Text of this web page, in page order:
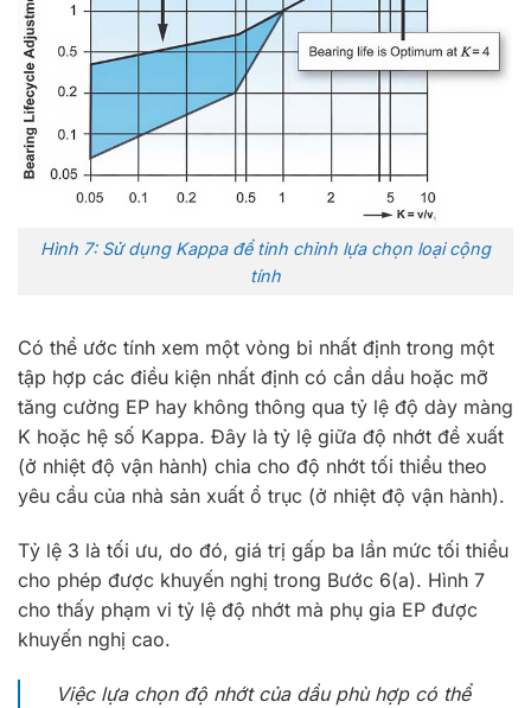
Hình 7: Sử dụng Kappa để tinh chỉnh lựa chọn loại cộng
tính
Có thể ước tính xem một vòng bi nhất định trong một
tập hợp các điều kiện nhất định có cần dầu hoặc mỡ
tăng cường EP hay không thông qua tỷ lệ độ dày màng
K hoặc hệ số Kappa. Đây là tỷ lệ giữa độ nhớt đề xuất
(ở nhiệt độ vận hành) chia cho độ nhớt tối thiểu theo
yêu cầu của nhà sản xuất ổ trục (ở nhiệt độ vận hành).
Tỷ lệ 3 là tối ưu, do đó, giá trị gấp ba lần mức tối thiểu
cho phép được khuyến nghị trong Bước 6(a). Hình 7
cho thấy phạm vi tỷ lệ độ nhớt mà phụ gia EP được
khuyến nghị cao.
Việc lựa chọn độ nhớt của dầu phù hợp có thể